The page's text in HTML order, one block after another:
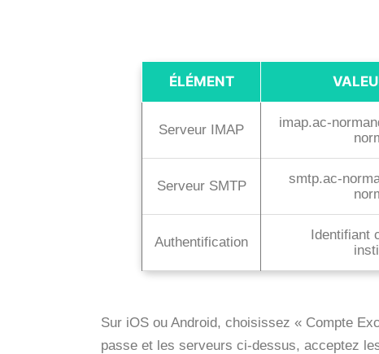
ÉLÉMENT
Serveur IMAP
imap.ac-
Serveur SMTP
smtp.ac-
Authentification
Identifiant
Sur iOS ou Android, choisissez « Compte
passe et les serveurs ci-dessus, acceptez